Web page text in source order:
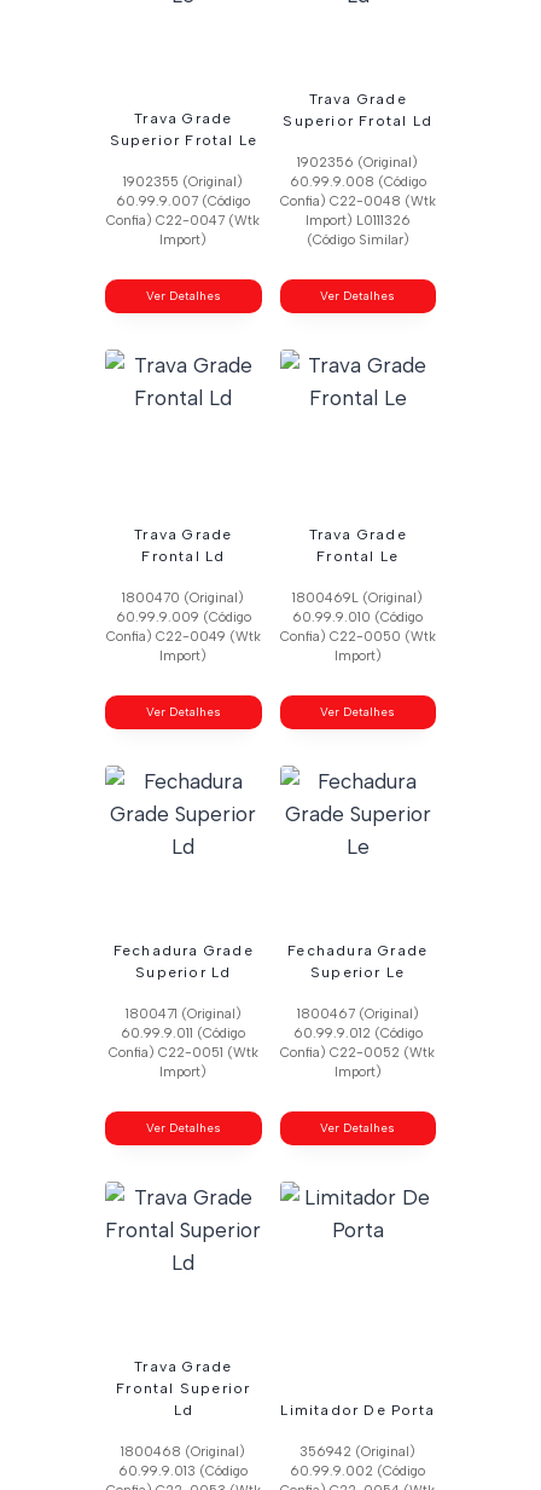
Trava Grade
Superior Frotal Le
1902355 (Original)
60.99.9.007 (Código
Confia) C22-0047 (Wtk
Import)
Ver Detalhes
Trava Grade
Superior Frotal Ld
1902356 (Original)
60.99.9.008 (Código
Confia) C22-0048 (Wtk
Import) L0111326
(Código Similar)
Ver Detalhes
Trava Grade
Frontal Ld
1800470 (Original)
60.99.9.009 (Código
Confia) C22-0049 (Wtk
Import)
Ver Detalhes
Trava Grade
Frontal Le
1800469L (Original)
60.99.9.010 (Código
Confia) C22-0050 (Wtk
Import)
Ver Detalhes
Fechadura Grade
Superior Ld
1800471 (Original)
60.99.9.011 (Código
Confia) C22-0051 (Wtk
Import)
Ver Detalhes
Fechadura Grade
Superior Le
1800467 (Original)
60.99.9.012 (Código
Confia) C22-0052 (Wtk
Import)
Ver Detalhes
Trava Grade
Frontal Superior
Ld
1800468 (Original)
60.99.9.013 (Código
Limitador De Porta
356942 (Original)
60.99.9.002 (Código